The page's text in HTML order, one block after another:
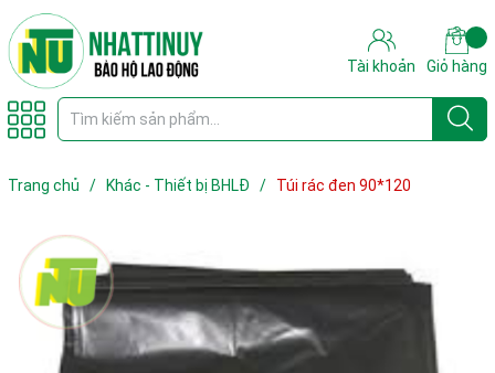
Tài khoản Giỏ hàng
Trang chủ / Khác - Thiết bị BHLĐ / Túi rác đen 90*120